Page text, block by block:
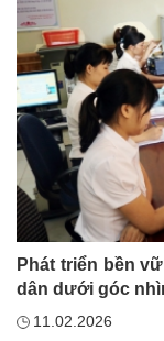
Phát triển bền
dân dưới góc
11.02.2026